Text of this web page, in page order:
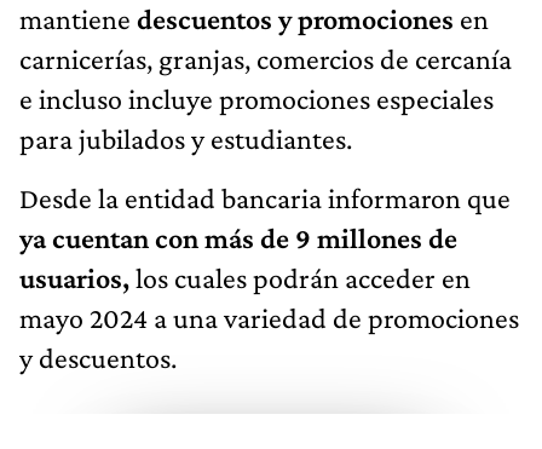
mantiene descuentos y promociones en
carnicerías, granjas, comercios de cercanía
e incluso incluye promociones especiales
para jubilados y estudiantes.
Desde la entidad bancaria informaron que
ya cuentan con más de 9 millones de
usuarios,los cuales podrán acceder en
mayo 2024 a una variedad de promociones
y descuentos.